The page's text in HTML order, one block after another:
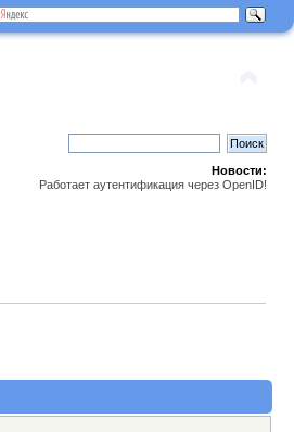
Новости:
Работает аутентификация через OpenID!